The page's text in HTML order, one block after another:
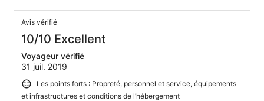
Avis vérifié
10/10 Excellent
Voyageur vérifié
31 juil. 2019
Les points forts : Propreté, personnel et service, équipements
et infrastructures et conditions de l’hébergement